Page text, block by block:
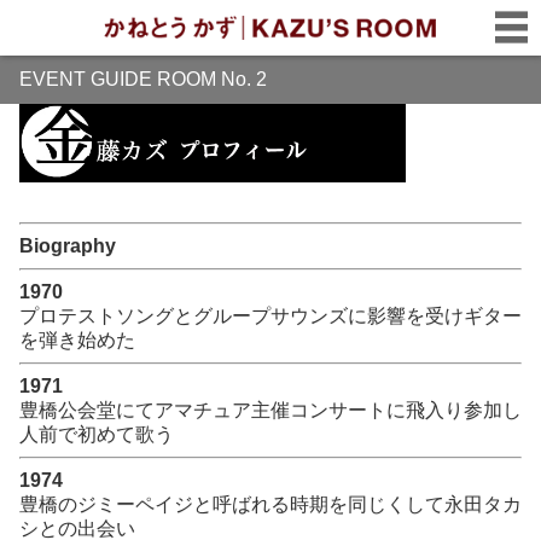
EVENT GUIDE ROOM No. 2
Biography
1970
プロテストソングとグループサウンズに影響を受けギター
を弾き始めた
1971
豊橋公会堂にてアマチュア主催コンサートに飛入り参加し
人前で初めて歌う
1974
豊橋のジミーペイジと呼ばれる時期を同じくして永田タカ
シとの出会い